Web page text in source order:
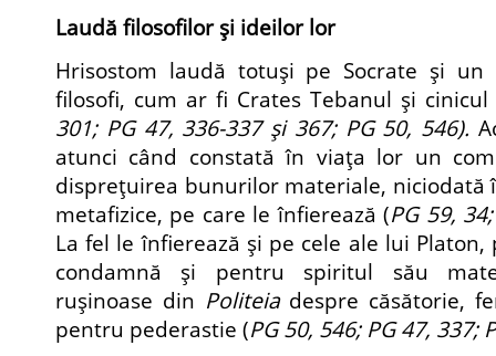
Laudă filosofilor şi ideilor lor
Hrisostom laudă totuşi pe Socrate şi
filosofi, cum ar fi Crates Tebanul şi cinicul
301; PG 47, 336-337 şi 367; PG 50, 546).
atunci când constată în viaţa lor un
dispreţuirea bunurilor materiale, niciodată
metafizice, pe care le înfierează (PG 59,
La fel le înfierează şi pe cele ale lui
condamnă şi pentru spiritul său
ruşinoase din Politeiadespre căsătorie,
pentru pederastie (PG 50, 546; PG 47, 337;